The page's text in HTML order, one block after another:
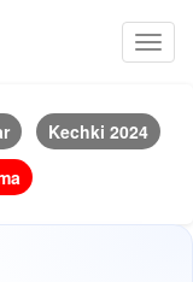
Kechki 2024